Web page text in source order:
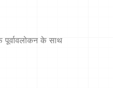
पूर्वावलोकन के साथ